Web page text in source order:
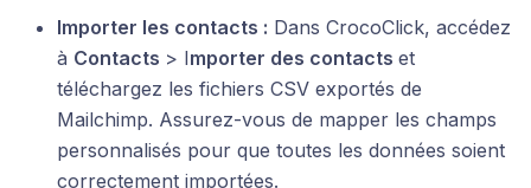
Importer les contacts : Dans CrocoClick, accédez
à Contacts > Importer des contacts et
téléchargez les fichiers CSV exportés de
Mailchimp. Assurez-vous de mapper les champs
personnalisés pour que toutes les données soient
correctement importées.